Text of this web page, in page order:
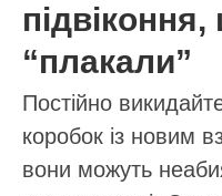
“плакали”
Постійно
коробок із новим
вони можуть